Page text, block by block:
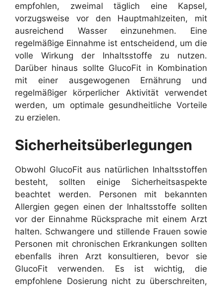
empfohlen, zweimal täglich eine Kapsel,
vorzugsweise vor den Hauptmahlzeiten, mit
ausreichend Wasser einzunehmen. Eine
regelmäßige Einnahme ist entscheidend, um die
volle Wirkung der Inhaltsstoffe zu nutzen.
Darüber hinaus sollte GlucoFit in Kombination
mit einer ausgewogenen Ernährung und
regelmäßiger körperlicher Aktivität verwendet
werden, um optimale gesundheitliche Vorteile
zu erzielen.
Sicherheitsüberlegungen
Obwohl GlucoFit aus natürlichen Inhaltsstoffen
besteht, sollten einige Sicherheitsaspekte
beachtet werden. Personen mit bekannten
Allergien gegen einen der Inhaltsstoffe sollten
vor der Einnahme Rücksprache mit einem Arzt
halten. Schwangere und stillende Frauen sowie
Personen mit chronischen Erkrankungen sollten
ebenfalls ihren Arzt konsultieren, bevor sie
GlucoFit verwenden. Es ist wichtig, die
empfohlene Dosierung nicht zu überschreiten,